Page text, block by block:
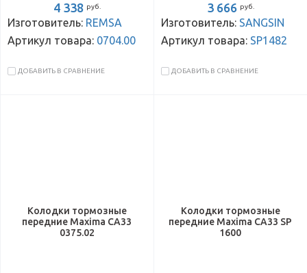
4 338 руб.
Изготовитель: REMSA
Артикул товара: 0704.00
ДОБАВИТЬ В СРАВНЕНИЕ
3 666 руб.
Изготовитель: SANGSIN
Артикул товара: SP1482
ДОБАВИТЬ В СРАВНЕНИЕ
Колодки тормозные
передние Maxima CA33
0375.02
Колодки тормозные
передние Maxima CA33 SP
1600